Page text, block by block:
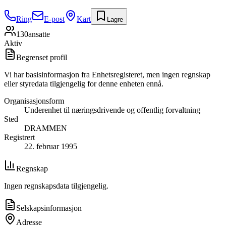
Ring E-post Kart Lagre
130ansatte
Aktiv
Begrenset profil
Vi har basisinformasjon fra Enhetsregisteret, men ingen regnskap
eller styredata tilgjengelig for denne enheten ennå.
Organisasjonsform
Underenhet til næringsdrivende og offentlig forvaltning
Sted
DRAMMEN
Registrert
22. februar 1995
Regnskap
Ingen regnskapsdata tilgjengelig.
Selskapsinformasjon
Adresse